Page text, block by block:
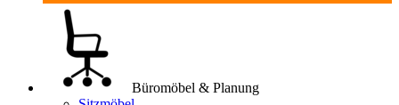
Büromöbel & Planung